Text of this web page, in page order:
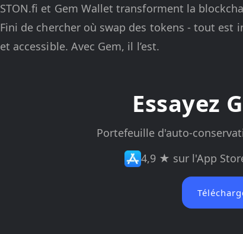
STON.fi et Gem Wallet transforment la
Fini de chercher où swap des tokens - tout est
et accessible. Avec Gem, il l’est.
Essayez
Portefeuille d'auto-
4,9 ★ sur l'App